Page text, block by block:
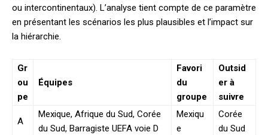
ou intercontinentaux). L’analyse tient compte de ce paramètre
en présentant les scénarios les plus plausibles et l’impact sur
la hiérarchie.
Gr
ou
pe
Équipes
Favori
du
groupe
Outsid
er à
suivre
A
Mexique, Afrique du Sud, Corée
du Sud, Barragiste UEFA voie D
Mexiqu
e
Corée
du Sud